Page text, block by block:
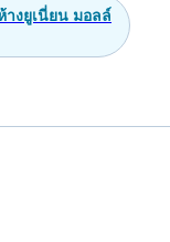
างยูเนี่ยน มอลล์